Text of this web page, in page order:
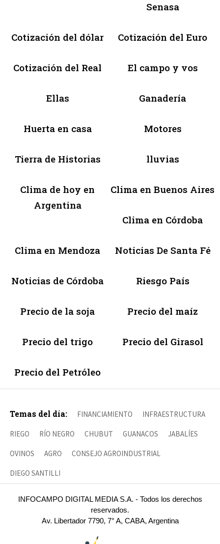
Senasa
Cotización del dólar Cotización del Euro
Cotización del Real El campo y vos
Ellas Ganadería
Huerta en casa Motores
Tierra de Historias lluvias
Clima de hoy en
Argentina
Clima en Buenos Aires
Clima en Córdoba
Clima en Mendoza Noticias De Santa Fé
Noticias de Córdoba Riesgo País
Precio de la soja Precio del maíz
Precio del trigo Precio del Girasol
Precio del Petróleo
Temas del día: FINANCIAMIENTO INFRAESTRUCTURA
RIEGO RÍO NEGRO CHUBUT GUANACOS JABALÍES
OVINOS AGRO CONSEJO AGROINDUSTRIAL
DIEGO SANTILLI
INFOCAMPO DIGITAL MEDIA S.A. - Todos los derechos
reservados.
Av. Libertador 7790, 7° A, CABA, Argentina